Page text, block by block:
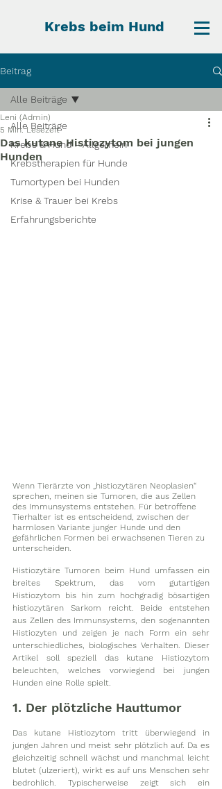
Krebs beim Hund
Beitrag
Alle Beiträge
Krebs & Hund - Allgemein
Krebstherapien für Hunde
Tumortypen bei Hunden
Krise & Trauer bei Krebs
Erfahrungsberichte
Alle Beiträge
Das kutane Histiozytom bei jungen
Hunden
Leni (Admin)
5 Min. Lesezeit
Wenn Tierärzte von „histiozytären Neoplasien“
sprechen, meinen sie Tumoren, die aus Zellen
des Immunsystems entstehen. Für betroffene
Tierhalter ist es entscheidend, zwischen der
harmlosen Variante junger Hunde und den
gefährlichen Formen bei erwachsenen Tieren zu
unterscheiden.
Histiozytäre Tumoren beim Hund umfassen ein
breites Spektrum, das vom gutartigen
Histiozytom bis hin zum hochgradig bösartigen
histiozytären Sarkom reicht. Beide entstehen
aus Zellen des Immunsystems, den sogenannten
Histiozyten und zeigen je nach Form ein sehr
unterschiedliches, biologisches Verhalten. Dieser
Artikel soll speziell das kutane Histiozytom
beleuchten, welches vorwiegend bei jungen
Hunden eine Rolle spielt.
1. Der plötzliche Hauttumor
Das kutane Histiozytom tritt überwiegend in
jungen Jahren und meist sehr plötzlich auf. Da es
gleichzeitig schnell wächst und manchmal leicht
blutet (ulzeriert), wirkt es auf uns Menschen sehr
bedrohlich. Typischerweise zeigt sich ein